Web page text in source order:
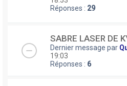
Réponses : 29
SABRE LASER DE
Dernier message par
19:03
Réponses : 6